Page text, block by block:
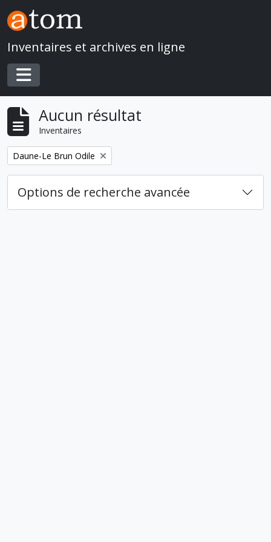
Skip to main content
Inventaires et archives en ligne
Toggle navigation
Aucun résultat
Inventaires
Remove filter:
Daune-Le Brun Odile
Options de recherche avancée